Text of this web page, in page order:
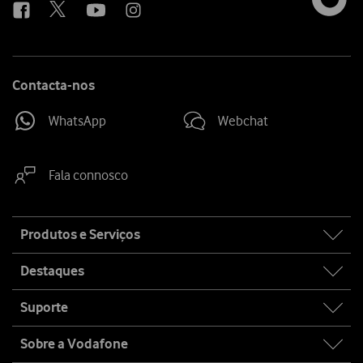
Contacta-nos
WhatsApp Webchat
Fala connosco
map
Produtos e Serviços
Destaques
Suporte
Sobre a Vodafone